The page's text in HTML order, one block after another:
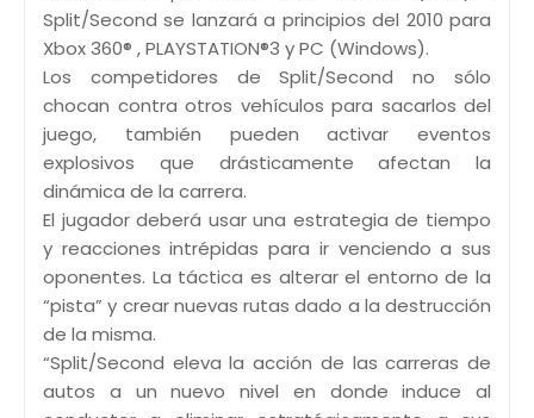
Split/Second se lanzará a principios del 2010 para
Xbox 360® , PLAYSTATION®3 y PC (Windows).
Los competidores de Split/Second no sólo
chocan contra otros vehículos para sacarlos del
juego, también pueden activar eventos
explosivos que drásticamente afectan la
dinámica de la carrera.
El jugador deberá usar una estrategia de tiempo
y reacciones intrépidas para ir venciendo a sus
oponentes. La táctica es alterar el entorno de la
“pista” y crear nuevas rutas dado a la destrucción
de la misma.
“Split/Second eleva la acción de las carreras de
autos a un nuevo nivel en donde induce al